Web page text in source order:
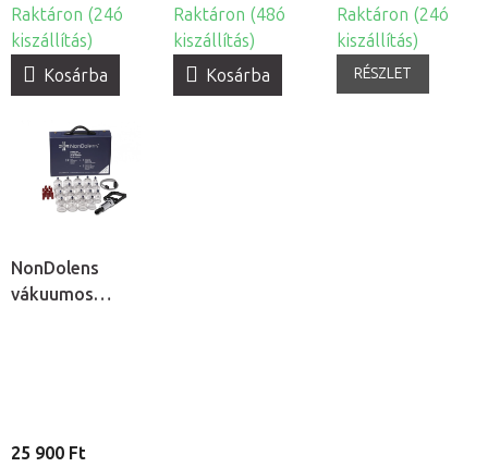
Raktáron (24ó
kiszállítás)
Kosárba
Raktáron (48ó
kiszállítás)
Kosárba
Raktáron (24ó
kiszállítás)
RÉSZLET
NonDolens
vákuumos
25 900 Ft